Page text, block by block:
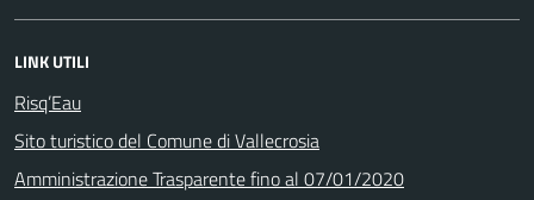
LINK UTILI
Risq’Eau
Sito turistico del Comune di Vallecrosia
Amministrazione Trasparente fino al 07/01/2020